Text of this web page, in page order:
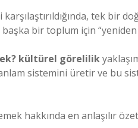
tek bir
bir toplum için
kültürel görelilik
sistemini üretir ve bu
hakkında en anlaşılır